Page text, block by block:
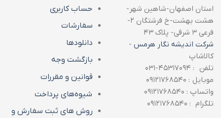
استان اصفهان-شاهین شهر-
هشت بهشت-خ فرشتگان ۲-
فرعی ۳ شرقی- پلاک ۴۳
شرکت اندیشه نگار هرمس -
کالاشاپ
تلفن : ۴۵۳۱۷۰۹۴-۰۳۱
موبایل : ۰۹۱۲۱۷۶۸۵۴۰
واتساپ : ۰۹۱۲۱۷۶۸۵۴۰
تلگرام : ۰۹۱۲۱۷۶۸۵۴۰
حساب کاربری
سفارشات
دانلودها
بازگشت وجه
قوانین و مقررات
شیوه‌های پرداخت
روش های ثبت سفارش و